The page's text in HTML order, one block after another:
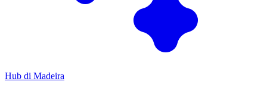
Hub di Madeira